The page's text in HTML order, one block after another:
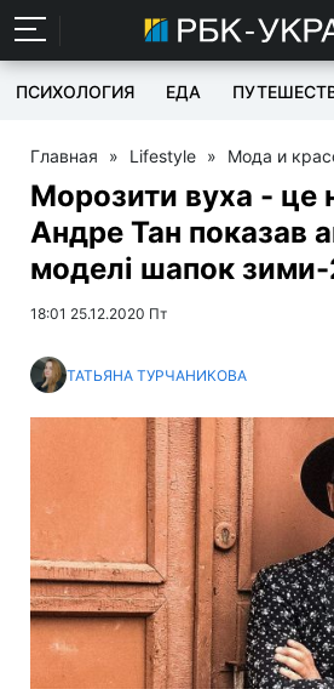
ПСИХОЛОГИЯ ЕДА
Главная » Lifestyle » Мода и
Морозити вуха - це
Андре Тан показав
моделі шапок зими-
18:01 25.12.2020 Пт
ТАТЬЯНА ТУРЧАНИКОВА